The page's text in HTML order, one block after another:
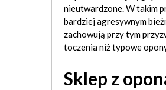
nieutwardzone. W takim
bardziej agresywnym
zachowują przy tym
toczenia niż typowe
Sklep z